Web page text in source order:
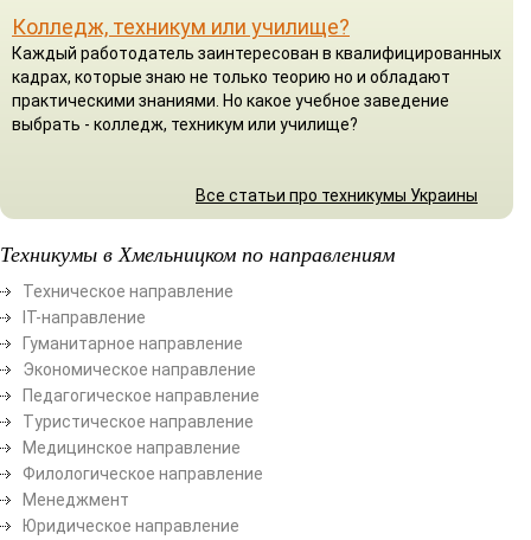
Колледж, техникум или училище?
Каждый работодатель заинтересован в квалифицированных
кадрах, которые знаю не только теорию но и обладают
практическими знаниями. Но какое учебное заведение
выбрать - колледж, техникум или училище?
Все статьи про техникумы Украины
Техникумы в Хмельницком по направлениям
Техническое направление
ІТ-направление
Гуманитарное направление
Экономическое направление
Педагогическое направление
Туристическое направление
Медицинское направление
Филологическое направление
Менеджмент
Юридическое направление